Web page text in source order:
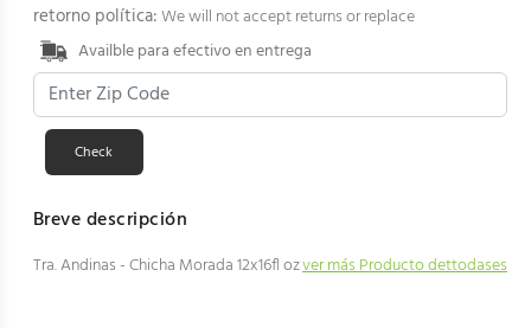
retorno política:We will not accept returns or replace
Availble para efectivo en entrega
Breve descripción
Tra. Andinas - Chicha Morada 12x16fl ozver más Producto dettodases